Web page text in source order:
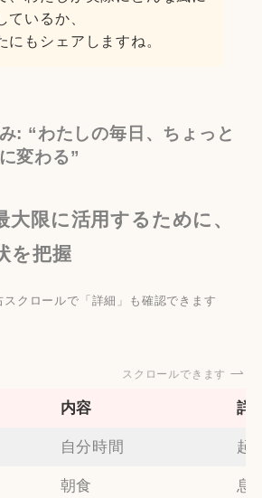
ているか、
にもシェアしますね。
: “わたしの毎日、ちょっと
変わる”
大限に活用するために、
を把握
スクロールで「詳細」も確認できます
スクロールできます
内容 詳
自分時間 起
朝食 息